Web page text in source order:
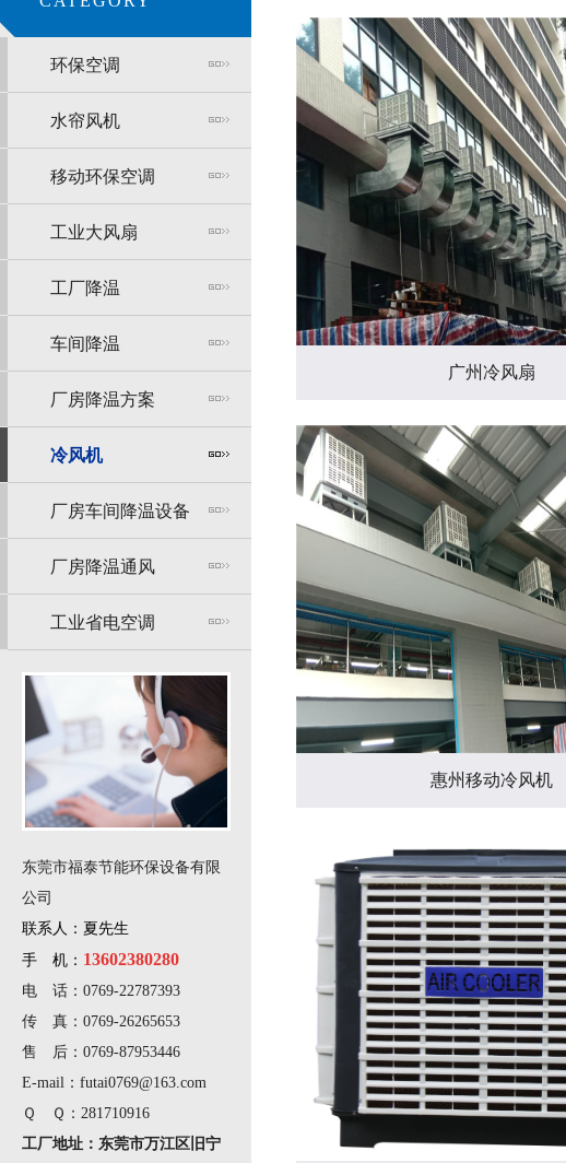
环保空调
水帘风机
移动环保空调
工业大风扇
工厂降温
车间降温
厂房降温方案
冷风机
厂房车间降温设备
厂房降温通风
工业省电空调
东莞市福泰节能环保设备有限
公司
联系人：夏先生
手 机： 13602380280
电 话：0769-22787393
传 真：0769-26265653
售 后：0769-87953446
E-mail：futai0769@163.com
Ｑ Ｑ：281710916
工厂地址：东莞市万江区旧宁
广州冷风扇
惠州移动冷风机